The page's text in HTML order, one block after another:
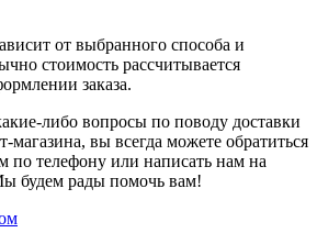
от выбранного способа и
стоимость рассчитывается
заказа.
либо вопросы по поводу доставки
магазина, вы всегда можете обратиться
по телефону или написать нам на
будем рады помочь вам!